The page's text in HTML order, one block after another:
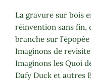
La gravure sur bois
réinvention sans fin,
branche sur
Imaginons de
Imaginons les Quoi
Dafy Duck et autres